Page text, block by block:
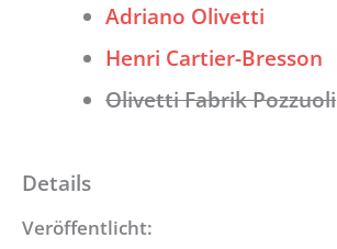
Adriano Olivetti
Henri Cartier-Bresson
Olivetti Fabrik Pozzuoli
Details
Veröffentlicht: